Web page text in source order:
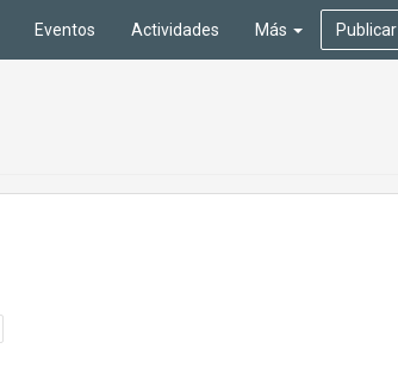
Eventos Actividades Más Publicar